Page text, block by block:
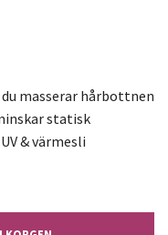
masserar hårbottnen
statisk
& värmesli